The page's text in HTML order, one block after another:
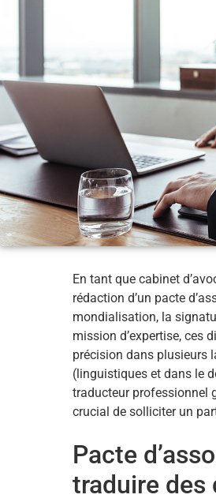
En tant que cabinet
rédaction d’un pacte
mondialisation, la
mission d’expertise, ces
précision dans plusieurs
(linguistiques et dans le
traducteur professionnel
crucial de solliciter un
Pacte
traduire des